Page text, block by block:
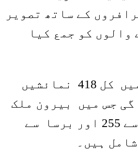
کے ساتھ تصویر
والوں کو جمع کیا
اس فیسٹیول میں کل 418 نمائشیں
گی جس میں بیرون ملک
سے 62 ، ترکی سے 255 اور برسا سے